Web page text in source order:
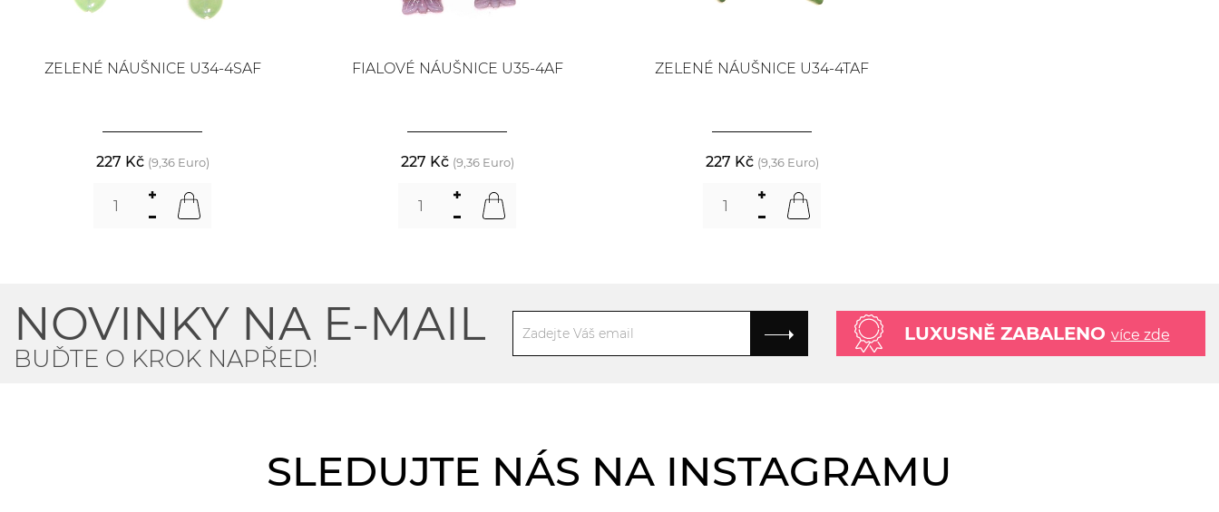
ZELENÉ NÁUŠNICE U34-4SAF
227 Kč (9,36 Euro)
FIALOVÉ NÁUŠNICE U35-4AF
227 Kč (9,36 Euro)
ZELENÉ NÁUŠNICE U34-4TAF
227 Kč (9,36 Euro)
NOVINKY NA E-MAIL
BUĎTE O KROK NAPŘED!
LUXUSNĚ ZABALENO více zde
SLEDUJTE NÁS NA INSTAGRAMU